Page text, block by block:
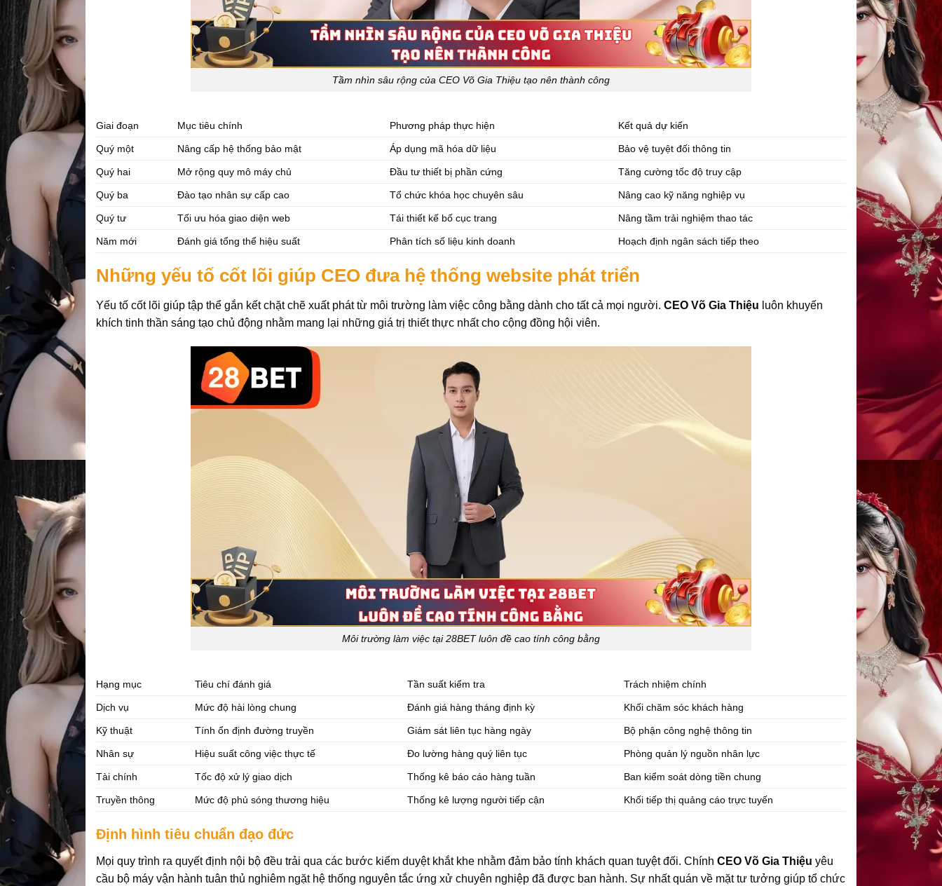
Tầm nhìn sâu rộng của CEO Võ Gia Thiệu tạo nên thành công
Giai đoạn Mục tiêu chính Phương pháp thực hiện Kết quả dự kiến
Quý một Nâng cấp hệ thống bảo mật Áp dụng mã hóa dữ liệu Bảo vệ tuyệt đối thông tin
Quý hai Mở rộng quy mô máy chủ Đầu tư thiết bị phần cứng Tăng cường tốc độ truy cập
Quý ba Đào tạo nhân sự cấp cao Tổ chức khóa học chuyên sâu Nâng cao kỹ năng nghiệp vụ
Quý tư Tối ưu hóa giao diện web Tái thiết kế bố cục trang Nâng tầm trải nghiệm thao tác
Năm mới Đánh giá tổng thể hiệu suất Phân tích số liệu kinh doanh Hoạch định ngân sách tiếp theo
Những yếu tố cốt lõi giúp CEO đưa hệ thống website phát triển
Yếu tố cốt lõi giúp tập thể gắn kết chặt chẽ xuất phát từ môi trường làm việc công bằng dành cho tất cả mọi người. CEO Võ Gia Thiệu luôn khuyến
khích tinh thần sáng tạo chủ động nhằm mang lại những giá trị thiết thực nhất cho cộng đồng hội viên.
Môi trường làm việc tại 28BET luôn đề cao tính công bằng
Hạng mục Tiêu chí đánh giá Tần suất kiểm tra Trách nhiệm chính
Dịch vụ Mức độ hài lòng chung Đánh giá hàng tháng định kỳ Khối chăm sóc khách hàng
Kỹ thuật Tính ổn định đường truyền Giám sát liên tục hàng ngày Bộ phận công nghệ thông tin
Nhân sự Hiệu suất công việc thực tế Đo lường hàng quý liên tục Phòng quản lý nguồn nhân lực
Tài chính Tốc độ xử lý giao dịch Thống kê báo cáo hàng tuần Ban kiểm soát dòng tiền chung
Truyền thông Mức độ phủ sóng thương hiệu Thống kê lượng người tiếp cận Khối tiếp thị quảng cáo trực tuyến
Định hình tiêu chuẩn đạo đức
Mọi quy trình ra quyết định nội bộ đều trải qua các bước kiểm duyệt khắt khe nhằm đảm bảo tính khách quan tuyệt đối. Chính CEO Võ Gia Thiệu yêu
cầu bộ máy vận hành tuân thủ nghiêm ngặt hệ thống nguyên tắc ứng xử chuyên nghiệp đã được ban hành. Sự nhất quán về mặt tư tưởng giúp tổ chức